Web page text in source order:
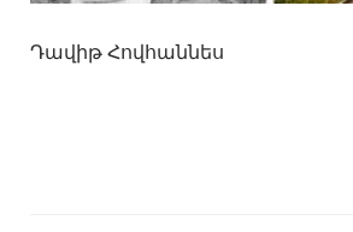
Դավիթ Հովհաննես